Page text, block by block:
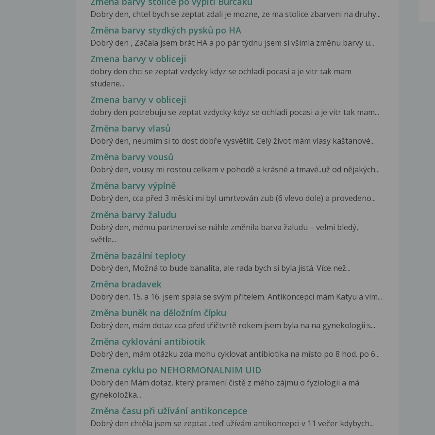
Dobry den, chtel bych se zeptat zdali je mozne, ze ma stolice zbarveni na druhy...
Změna barvy stydkých pysků po HA
Dobrý den , Začala jsem brát HA a po pár týdnu jsem si všimla změnu barvy u...
Zmena barvy v obliceji
dobry den chci se zeptat vzdycky kdyz se ochladi pocasi a je vitr tak mam
studene...
Zmena barvy v obliceji
dobry den potrebuju se zeptat vzdycky kdyz se ochladi pocasi a je vitr tak mam...
Změna barvy vlasů
Dobrý den, neumím si to dost dobře vysvětlit. Celý život mám vlasy kaštanové...
Změna barvy vousů
Dobrý den, vousy mi rostou celkem v pohodě a krásné a tmavé..už od nějakých...
Změna barvy výplně
Dobrý den, cca před 3 měsíci mi byl umrtvován zub (6 vlevo dole) a provedeno...
Změna barvy žaludu
Dobrý den, mému partnerovi se náhle změnila barva žaludu – velmi bledý,
světle...
Změna bazální teploty
Dobrý den, Možná to bude banalita, ale rada bych si byla jistá. Více než...
Změna bradavek
Dobrý den. 15. a 16. jsem spala se svým přítelem. Antikoncepci mám Katyu a vím...
Změna buněk na děložním čípku
Dobrý den, mám dotaz cca před třičtvrtě rokem jsem byla na na gynekologii s...
Změna cyklování antibiotik
Dobrý den, mám otázku zda mohu cyklovat antibiotika na místo po 8 hod. po 6...
Zmena cyklu po NEHORMONALNIM UID
Dobrý den Mám dotaz, který pramení čistě z mého zájmu o fyziologii a má
gynekoložka...
Změna času při užívání antikoncepce
Dobrý den chtěla jsem se zeptat ..teď užívám antikoncepci v 11 večer kdybych...